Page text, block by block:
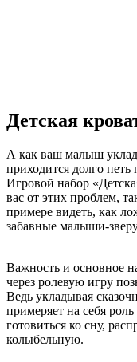
Детская
А как ваш малыш
приходится долго петь
Игровой набор
вас от этих проблем,
примере видеть, как
забавные малыши-
Важность и основное
через ролевую игру
Ведь укладывая
примеряет на себя
готовиться ко сну,
колыбельную.